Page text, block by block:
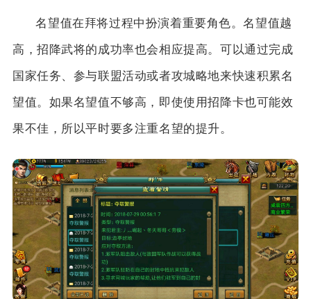
名望值在拜将过程中扮演着重要角色。名望值越
高，招降武将的成功率也会相应提高。可以通过完成
国家任务、参与联盟活动或者攻城略地来快速积累名
望值。如果名望值不够高，即使使用招降卡也可能效
果不佳，所以平时要多注重名望的提升。